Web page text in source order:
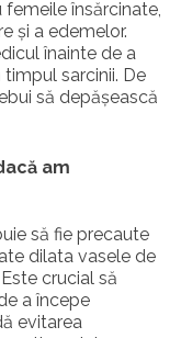
însărcinate,
și a edemelor.
înainte de a
sarcinii. De
să depășească
am
să fie precaute
dilata vasele de
crucial să
a începe
evitarea